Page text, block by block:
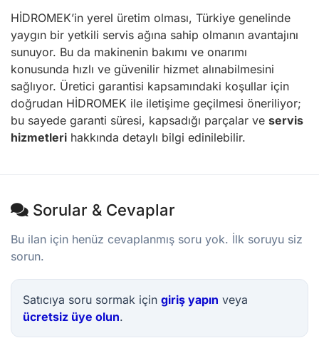
HİDROMEK’in yerel üretim olması, Türkiye genelinde
yaygın bir yetkili servis ağına sahip olmanın avantajını
sunuyor. Bu da makinenin bakımı ve onarımı
konusunda hızlı ve güvenilir hizmet alınabilmesini
sağlıyor. Üretici garantisi kapsamındaki koşullar için
doğrudan HİDROMEK ile iletişime geçilmesi öneriliyor;
bu sayede garanti süresi, kapsadığı parçalar ve servis
hizmetleri hakkında detaylı bilgi edinilebilir.
Sorular & Cevaplar
Bu ilan için henüz cevaplanmış soru yok. İlk soruyu siz
sorun.
Satıcıya soru sormak için giriş yapın veya
ücretsiz üye olun.